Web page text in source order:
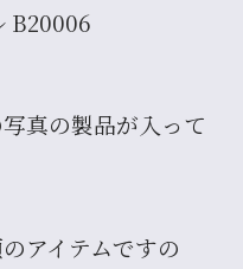
B20006
真の製品が入って
アイテムですの